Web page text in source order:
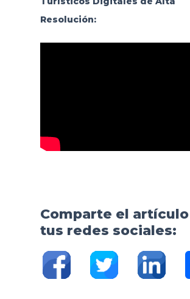
Resolución:
Comparte el
tus redes sociales: